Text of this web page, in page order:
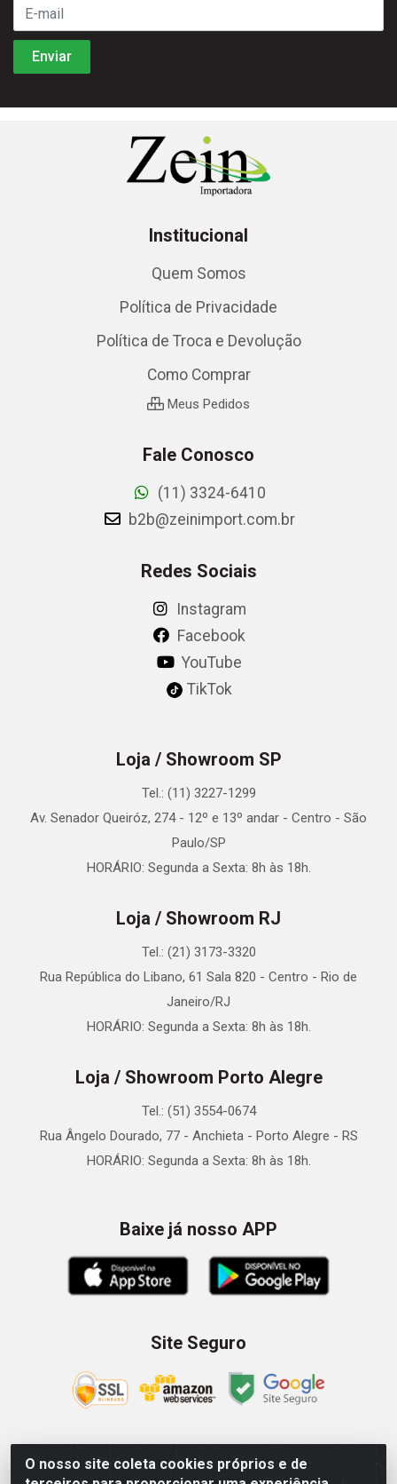
O nosso site coleta cookies próprios e de
Institucional
Quem Somos
Política de Privacidade
Política de Troca e Devolução
Como Comprar
Meus Pedidos
Fale Conosco
(11) 3324-6410
b2b@zeinimport.com.br
Redes Sociais
Instagram
Facebook
YouTube
TikTok
Loja / Showroom SP
Tel.: (11) 3227-1299
Av. Senador Queiróz, 274 - 12º e 13º andar - Centro - São
Paulo/SP
HORÁRIO: Segunda a Sexta: 8h às 18h.
Loja / Showroom RJ
Tel.: (21) 3173-3320
Rua República do Libano, 61 Sala 820 - Centro - Rio de
Janeiro/RJ
HORÁRIO: Segunda a Sexta: 8h às 18h.
Loja / Showroom Porto Alegre
Tel.: (51) 3554-0674
Rua Ângelo Dourado, 77 - Anchieta - Porto Alegre - RS
HORÁRIO: Segunda a Sexta: 8h às 18h.
Baixe já nosso APP
Site Seguro
Zein Importação e Comércio LTDA - Av. Senador Queiróz, 274